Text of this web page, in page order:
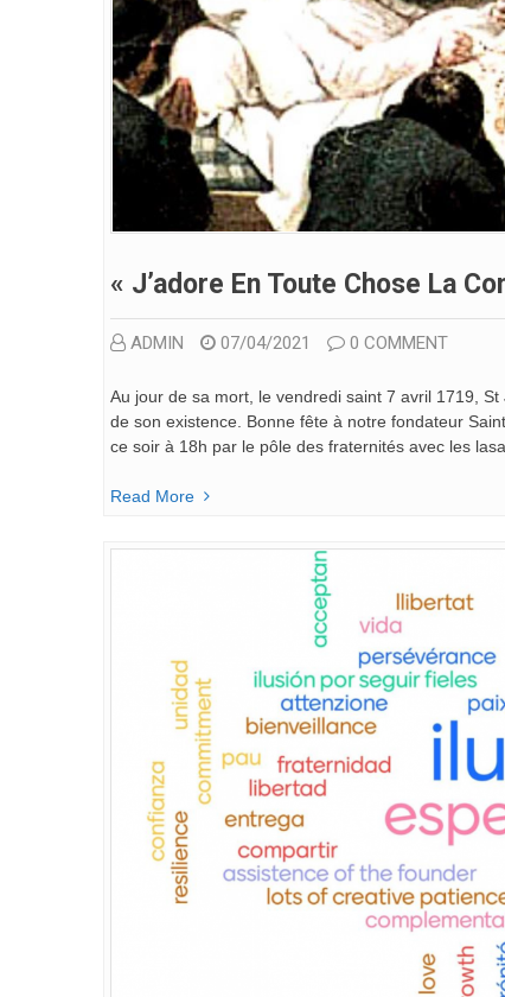
« J’adore En Toute Chose La
ADMIN 07/04/2021 0 COMMENT
Au jour de sa mort, le vendredi saint 7 avril 1719,
de son existence. Bonne fête à notre fondateur
ce soir à 18h par le pôle des fraternités avec les
Read More